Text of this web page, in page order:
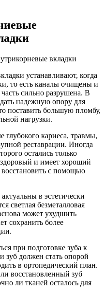
устанавливают, когда
то есть каналы очищены и
сильно разрушена. В
надежную опору для
поставить большую пломбу,
нагрузки.
кариеса, травмы,
реставрации. Иногда
остались только
и имеет хороший
с помощью
в эстетически
светлая безметалловая
может ухудшить
сохранить более
при подготовке зуба к
зуб должен стать опорой
в ортопедический план.
восстановленный зуб
ли тканей осталось для